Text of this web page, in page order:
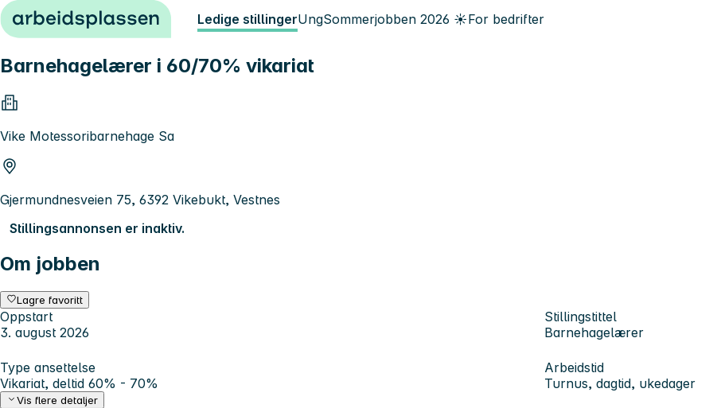
Hopp til innhold Ledige stillingerUngSommerjobben 2026 ☀️For bedrifter
Barnehagelærer i 60/70% vikariat
Vike Motessoribarnehage Sa
Gjermundnesveien 75, 6392 Vikebukt, Vestnes
Stillingsannonsen er inaktiv.
Om jobben
Lagre favoritt
Oppstart
3. august 2026
Stillingstittel
Barnehagelærer
Type ansettelse
Vikariat, deltid 60% - 70%
Arbeidstid
Turnus, dagtid, ukedager
Vis flere detaljer